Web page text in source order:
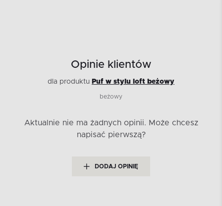
Opinie klientów
dla produktu Puf w stylu loft beżowy
beżowy
Aktualnie nie ma żadnych opinii. Może chcesz
napisać pierwszą?
DODAJ OPINIĘ